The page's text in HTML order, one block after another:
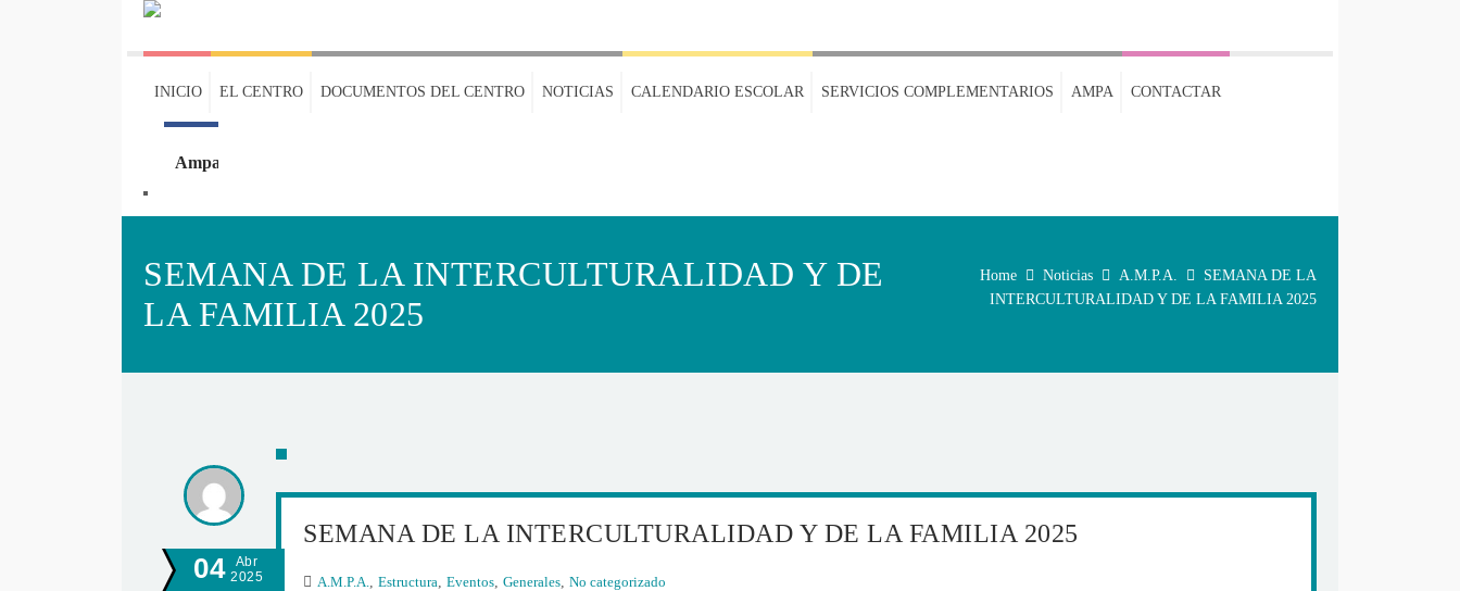
INICIO EL CENTRO DOCUMENTOS DEL CENTRO NOTICIAS CALENDARIO ESCOLAR SERVICIOS COMPLEMENTARIOS AMPA CONTACTAR
Ampa
SEMANA DE LA INTERCULTURALIDAD Y DE
LA FAMILIA 2025
Home Noticias A.M.P.A.
SEMANA DE LA
INTERCULTURALIDAD Y DE LA FAMILIA 2025
04
Abr
2025
SEMANA DE LA INTERCULTURALIDAD Y DE LA FAMILIA 2025
A.M.P.A., Estructura, Eventos, Generales, No categorizado